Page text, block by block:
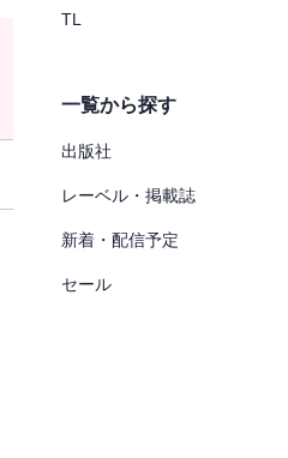
TL
一覧から探す
出版社
レーベル・掲載誌
新着・配信予定
セール